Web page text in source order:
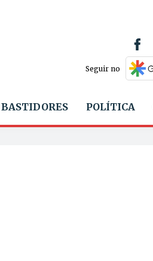
Seguir no
BASTIDORES POLÍTICA